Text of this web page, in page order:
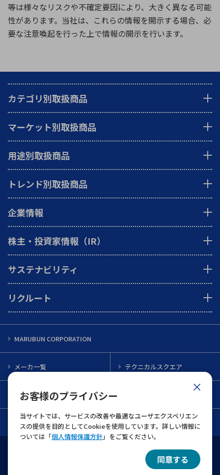
お客様のプライバシー
当サイトでは、サービスの改善や最適なユーザエクスペリエン
スの提供を目的としてCookieを使用しています。詳しい情報に
ついては「個人情報保護方針」をご覧ください。
同意する
等は様々なリスクや不確定要因により、大きく異なる可能
性があります。当社は、これらの情報を開示する場合、必
要な注意喚起を行った上で情報の開示を行います。
カテゴリ別取扱商品
マーケット別取扱商品
用途別取扱商品
トレンド別取扱商品
企業情報
株主・投資家情報（IR）
サステナビリティ
リクルート
MARUBUN CORPORATION
メーカ一覧 テクニカルスクエア
インフォメーション
お問い合わせ
個人情報保護について
© 2022 MARUBUN CORPORATION All Rights Reserved.